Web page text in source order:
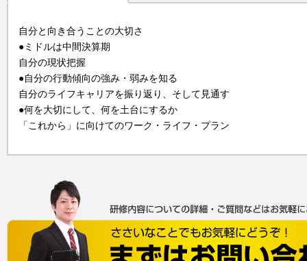
自分と向き合うことの大切さ
●ミドルは中間決算期
自分の現状把握
●自分の行動傾向の強み・弱みを知る
自分のライフキャリアを振り返り、そして見通す
●何を大切にして、何を土台にするか
「これから」に向けてのワーク・ライフ・プラン